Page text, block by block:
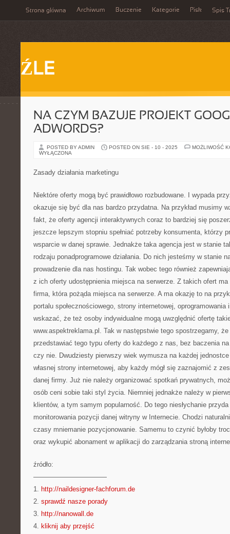
Strona główna Archiwum Buczenie Kategorie Pisk Spis
ŹLE
NA CZYM BAZUJE PROJEKT
ADWORDS?
POSTED BY ADMIN POSTED ON SIE - 10 - 2025
MOŻLIWOŚĆ
WYŁĄCZONA
Zasady działania marketingu
Niektóre oferty mogą być prawidłowo rozbudowane. I wypada
okazuje się być dla nas bardzo przydatna. Na przykład musimy
fakt, że oferty agencji interaktywnych coraz to bardziej się
jeszcze lepszym stopniu spełniać potrzeby konsumenta, którzy
wsparcie w danej sprawie. Jednakże taka agencja jest w stanie
rodzaju ponadprogramowe działania. Do nich jesteśmy w stanie
prowadzenie dla nas hostingu. Tak wobec tego również
z ich oferty udostępnienia miejsca na serwerze. Z takich ofert
firma, która pożąda miejsca na serwerze. A ma okazję to na
portalu społecznościowego, strony internetowej, oprogramowania
wskazać, że też osoby indywidualne mogą uwzględnić ofertę
www.aspektreklama.pl. Tak w następstwie tego spostrzegamy,
przedstawiać tego typu oferty do każdego z nas, bez baczenia
czy nie. Dwudziesty pierwszy wiek wymusza na każdej
własnej strony internetowej, aby każdy mógł się zaznajomić z
danej firmy. Już nie należy organizować spotkań prywatnych,
osób ceni sobie taki styl życia. Niemniej jednakże należy w
klientów, a tym samym popularność. Do tego niesłychanie
monitorowania pozycji danej witryny w Internecie. Chodzi
czasy mniemanie pozycjonowanie. Samemu to czynić byłoby
oraz wykupić abonament w aplikacji do zarządzania stroną
źródło:
———————————
1. http://naildesigner-fachforum.de
2. sprawdź nasze porady
3. http://nanowall.de
4. kliknij aby przejść